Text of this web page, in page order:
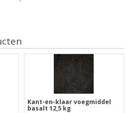
Kant-en-klaar voegmiddel
basalt 12,5 kg